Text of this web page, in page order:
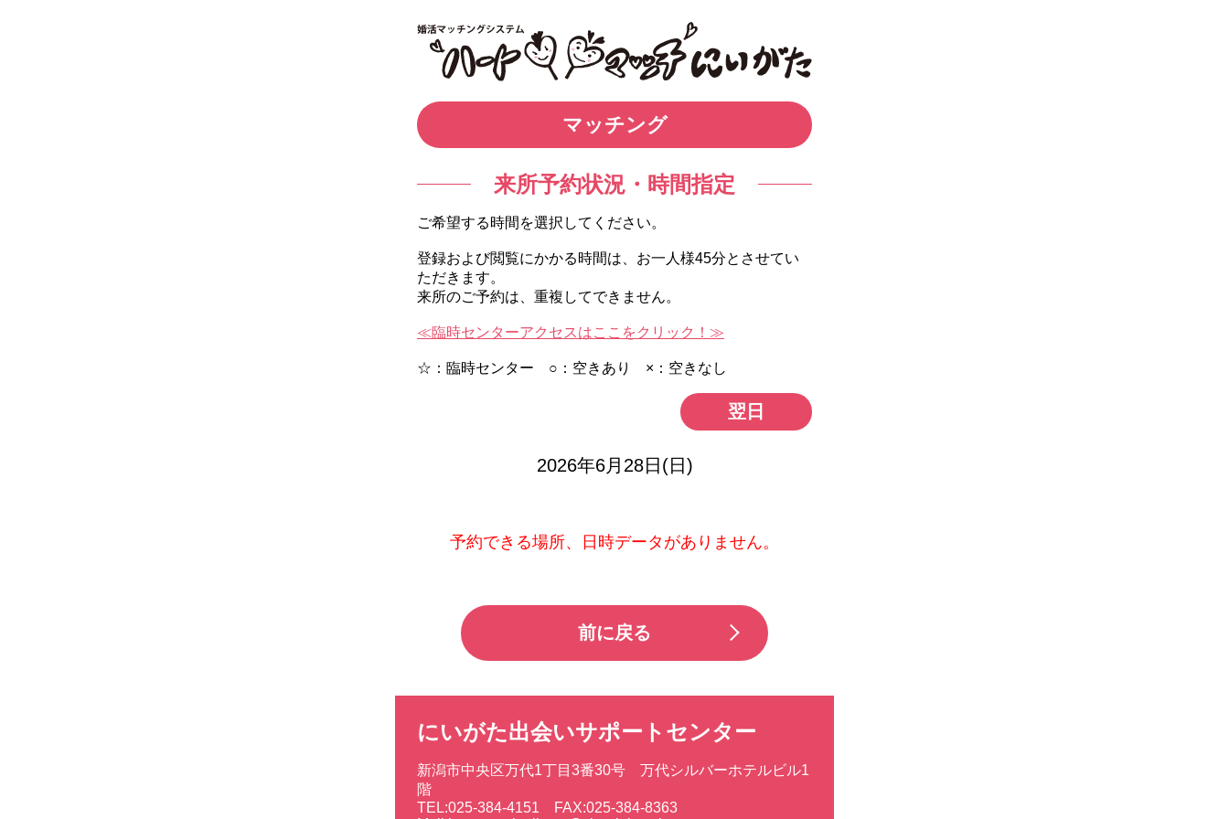
マッチング
来所予約状況・時間指定
ご希望する時間を選択してください。
登録および閲覧にかかる時間は、お一人様45分とさせてい
ただきます。
来所のご予約は、重複してできません。
≪臨時センターアクセスはここをクリック！≫
☆：臨時センター ○：空きあり ×：空きなし
翌日
2026年6月28日(日)
予約できる場所、日時データがありません。
前に戻る
にいがた出会いサポートセンター
新潟市中央区万代1丁目3番30号 万代シルバーホテルビル1
階
TEL:025-384-4151 FAX:025-384-8363